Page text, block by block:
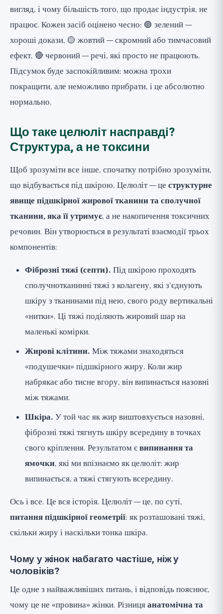
вигляд, і чому більшість того, що продає індустрія, не
працює. Кожен засіб оцінено чесно: 🟢 зелений —
хороші докази, 🟡 жовтий — скромний або тимчасовий
ефект, 🔴 червоний — речі, які просто не працюють.
Підсумок буде заспокійливим: можна трохи
покращити, але неможливо прибрати, і це абсолютно
нормально.
Що таке целюліт насправді?
Структура, а не токсини
Щоб зрозуміти все інше, спочатку потрібно зрозуміти,
що відбувається під шкірою. Целюліт — це структурне
явище підшкірної жирової тканини та сполучної
тканини, яка її утримує, а не накопичення токсичних
речовин. Він утворюється в результаті взаємодії трьох
компонентів:
Фіброзні тяжі (септи). Під шкірою проходять
сполучнотканинні тяжі з колагену, які з'єднують
шкіру з тканинами під нею, свого роду вертикальні
«нитки». Ці тяжі поділяють жировий шар на
маленькі комірки.
Жирові клітини. Між тяжами знаходяться
«подушечки» підшкірного жиру. Коли жир
набрякає або тисне вгору, він випинається назовні
між тяжами.
Шкіра. У той час як жир виштовхується назовні,
фіброзні тяжі тягнуть шкіру всередину в точках
свого кріплення. Результатом євипинання та
ямочки, які ми впізнаємо як целюліт: жир
випинається, а тяжі стягують всередину.
Ось і все. Це вся історія. Целюліт — це, по суті,
питання підшкірної геометрії: як розташовані тяжі,
скільки жиру і наскільки тонка шкіра.
Чому у жінок набагато частіше, ніж у
чоловіків?
Це одне з найважливіших питань, і відповідь пояснює,
чому це не «провина» жінки. Різницяанатомічна та